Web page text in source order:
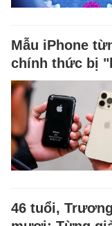
Mẫu iPhone
chính thức bị
46 tuổi,